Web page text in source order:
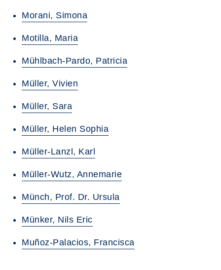
Morani, Simona
Motilla, Maria
Mühlbach-Pardo, Patricia
Müller, Vivien
Müller, Sara
Müller, Helen Sophia
Müller-Lanzl, Karl
Müller-Wutz, Annemarie
Münch, Prof. Dr. Ursula
Münker, Nils Eric
Muñoz-Palacios, Francisca